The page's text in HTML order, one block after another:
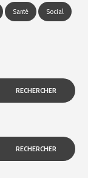
Santé Social
Rechercher :
Rechercher :